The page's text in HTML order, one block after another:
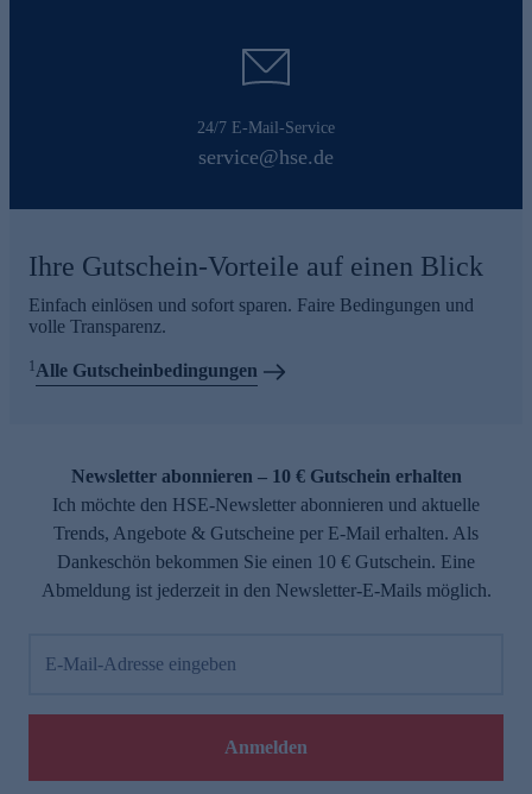
24/7 E-Mail-Service
service@hse.de
Ihre Gutschein-Vorteile auf einen Blick
Einfach einlösen und sofort sparen. Faire Bedingungen und
volle Transparenz.
1Alle Gutscheinbedingungen
Newsletter abonnieren – 10 € Gutschein erhalten
Ich möchte den HSE-Newsletter abonnieren und aktuelle
Trends, Angebote & Gutscheine per E-Mail erhalten. Als
Dankeschön bekommen Sie einen 10 € Gutschein. Eine
Abmeldung ist jederzeit in den Newsletter-E-Mails möglich.
E-Mail-Adresse eingeben
Anmelden